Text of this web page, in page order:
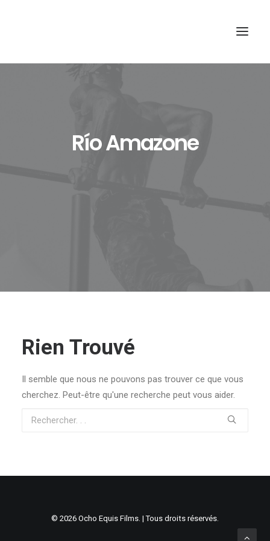
Río Amazone
Rien Trouvé
Il semble que nous ne pouvons pas trouver ce que vous
cherchez. Peut-être qu'une recherche peut vous aider.
© 2026 Ocho Equis Films. | Tous droits réservés.